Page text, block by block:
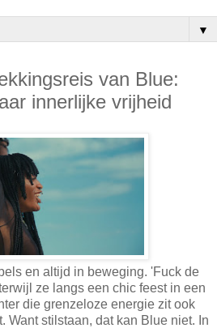
▼
van Blue:
innerlijke vrijheid
en altijd in beweging. 'Fuck de
ze langs een chic feest in een
die grenzeloze energie zit ook
Want stilstaan, dat kan Blue niet. In